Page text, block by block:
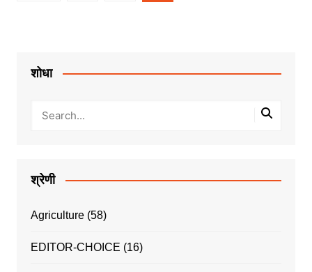
शोधा
श्रेणी
Agriculture(58)
EDITOR-CHOICE (16)